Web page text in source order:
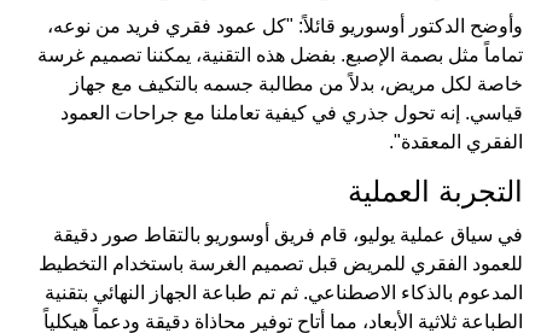
وأوضح الدكتور أوسوريو قائلاً: "كل عمود فقري فريد من نوعه،
تماماً مثل بصمة الإصبع. بفضل هذه التقنية، يمكننا تصميم غرسة
خاصة لكل مريض، بدلاً من مطالبة جسمه بالتكيف مع جهاز
قياسي. إنه تحول جذري في كيفية تعاملنا مع جراحات العمود
الفقري المعقدة".
التجربة العملية
في سياق عملية يوليو، قام فريق أوسوريو بالتقاط صور دقيقة
للعمود الفقري للمريض قبل تصميم الغرسة باستخدام التخطيط
المدعوم بالذكاء الاصطناعي. ثم تم طباعة الجهاز النهائي بتقنية
الطباعة ثلاثية الأبعاد، مما أتاح توفير محاذاة دقيقة ودعماً هيكلياً